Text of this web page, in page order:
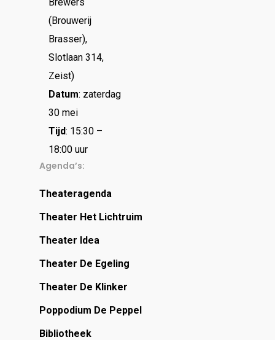
(Brouwerij
Brasser),
Slotlaan 314,
Zeist)
Datum: zaterdag
30 mei
Tijd: 15:30 –
18:00 uur
Agenda’s:
Theateragenda
Theater Het Lichtruim
Theater Idea
Theater De Egeling
Theater De Klinker
Poppodium De Peppel
Bibliotheek